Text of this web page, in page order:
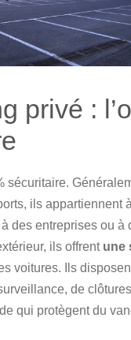
privé :
sécuritaire.
ils appartiennent
des entreprises ou à
ils offrent une
voitures. Ils
de
qui protègent du